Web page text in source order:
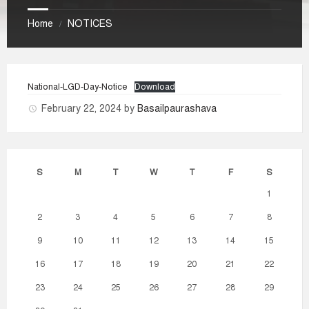
Home / NOTICES
National-LGD-Day-Notice Download
February 22, 2024 by Basailpaurashava
S M T W T F S
1
2 3 4 5 6 7 8
9 10 11 12 13 14 15
16 17 18 19 20 21 22
23 24 25 26 27 28 29